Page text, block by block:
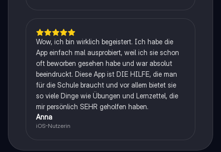
Wow, ich bin wirklich begeistert. Ich habe die
App einfach mal ausprobiert, weil ich sie schon
oft beworben gesehen habe und war absolut
beeindruckt. Diese App ist DIE HILFE, die man
für die Schule braucht und vor allem bietet sie
so viele Dinge wie Übungen und Lernzettel, die
mir persönlich SEHR geholfen haben.
Anna
iOS-Nutzerin